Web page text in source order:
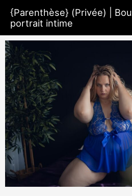
contenu
{Parenthèse} (Privée) |
portrait intime